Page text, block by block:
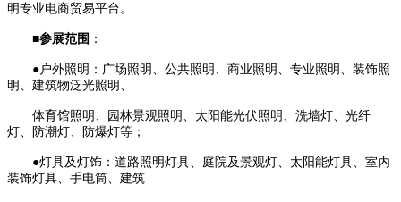
明专业电商贸易平台。
■参展范围 ：
●户外照明：广场照明、公共照明、商业照明、专业照明、装饰照
明、建筑物泛光照明、
体育馆照明、园林景观照明、太阳能光伏照明、洗墙灯、光纤
灯、防潮灯、防爆灯等；
●灯具及灯饰：道路照明灯具、庭院及景观灯、太阳能灯具、室内
装饰灯具、手电筒、建筑